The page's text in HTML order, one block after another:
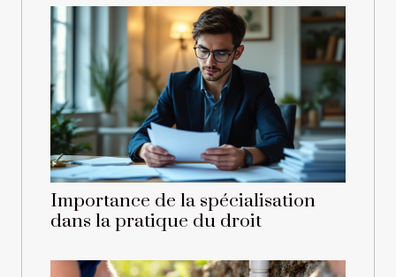
Importance de la spécialisation
dans la pratique du droit